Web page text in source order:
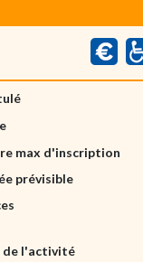
max d'inscription
prévisible
de l'activité